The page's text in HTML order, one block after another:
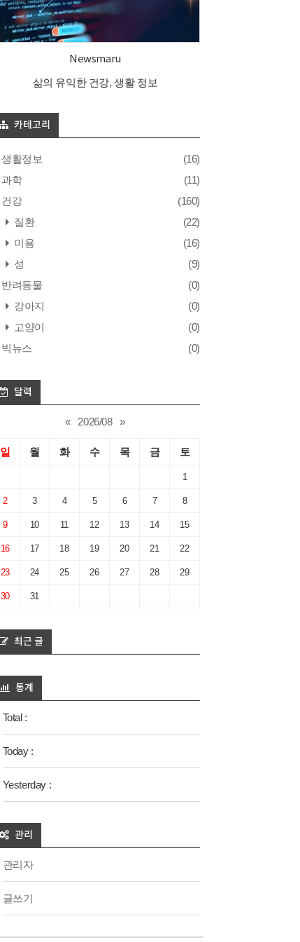
Newsmaru
삶의 유익한 건강, 생활 정보
카테고리
생활정보
(16)
과학
(11)
건강
(160)
질환
(22)
미용
(16)
성
(9)
반려동물
(0)
강아지
(0)
고양이
(0)
빅뉴스
(0)
달력
« 2026/08 »
일 월 화 수 목 금 토
1
2 3 4 5 6 7 8
9 10 11 12 13 14 15
16 17 18 19 20 21 22
23 24 25 26 27 28 29
30 31
최근 글
통계
Total :
Today :
Yesterday :
관리
관리자
글쓰기